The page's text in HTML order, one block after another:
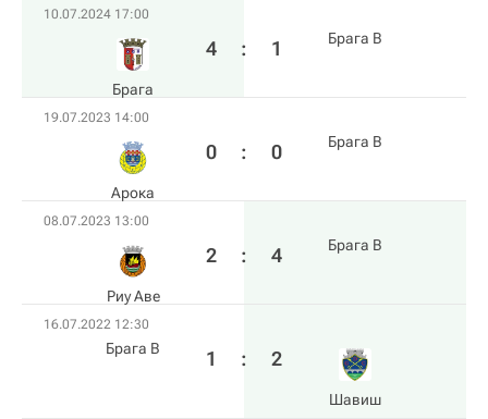
10.07.2024 17:00
Брага
4 : 1 Брага B
19.07.2023 14:00
Арока
0 : 0 Брага B
08.07.2023 13:00
Риу Аве
2 : 4 Брага B
16.07.2022 12:30
Брага B 1 : 2
Шавиш